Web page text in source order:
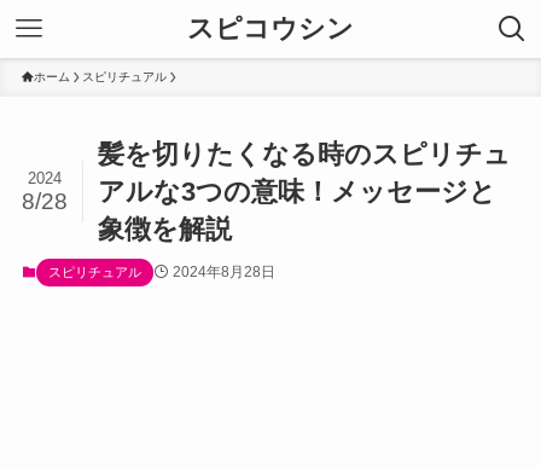
スピコウシン
ホーム スピリチュアル
髪を切りたくなる時のスピリチュ
アルな3つの意味！メッセージと
象徴を解説
2024
8/28
スピリチュアル 2024年8月28日